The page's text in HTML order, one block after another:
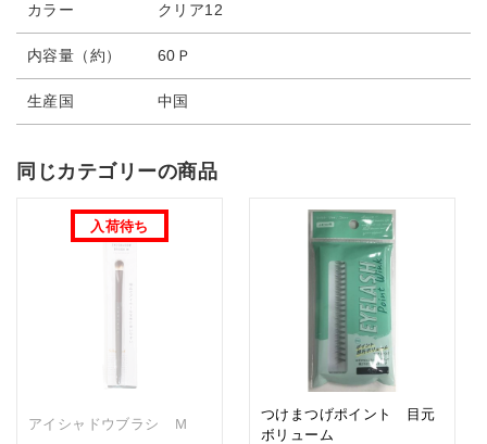
カラー クリア12
内容量（約） 60Ｐ
生産国 中国
同じカテゴリーの商品
アイシャドウブラシ Ｍ
つけまつげポイント 目元
ボリューム